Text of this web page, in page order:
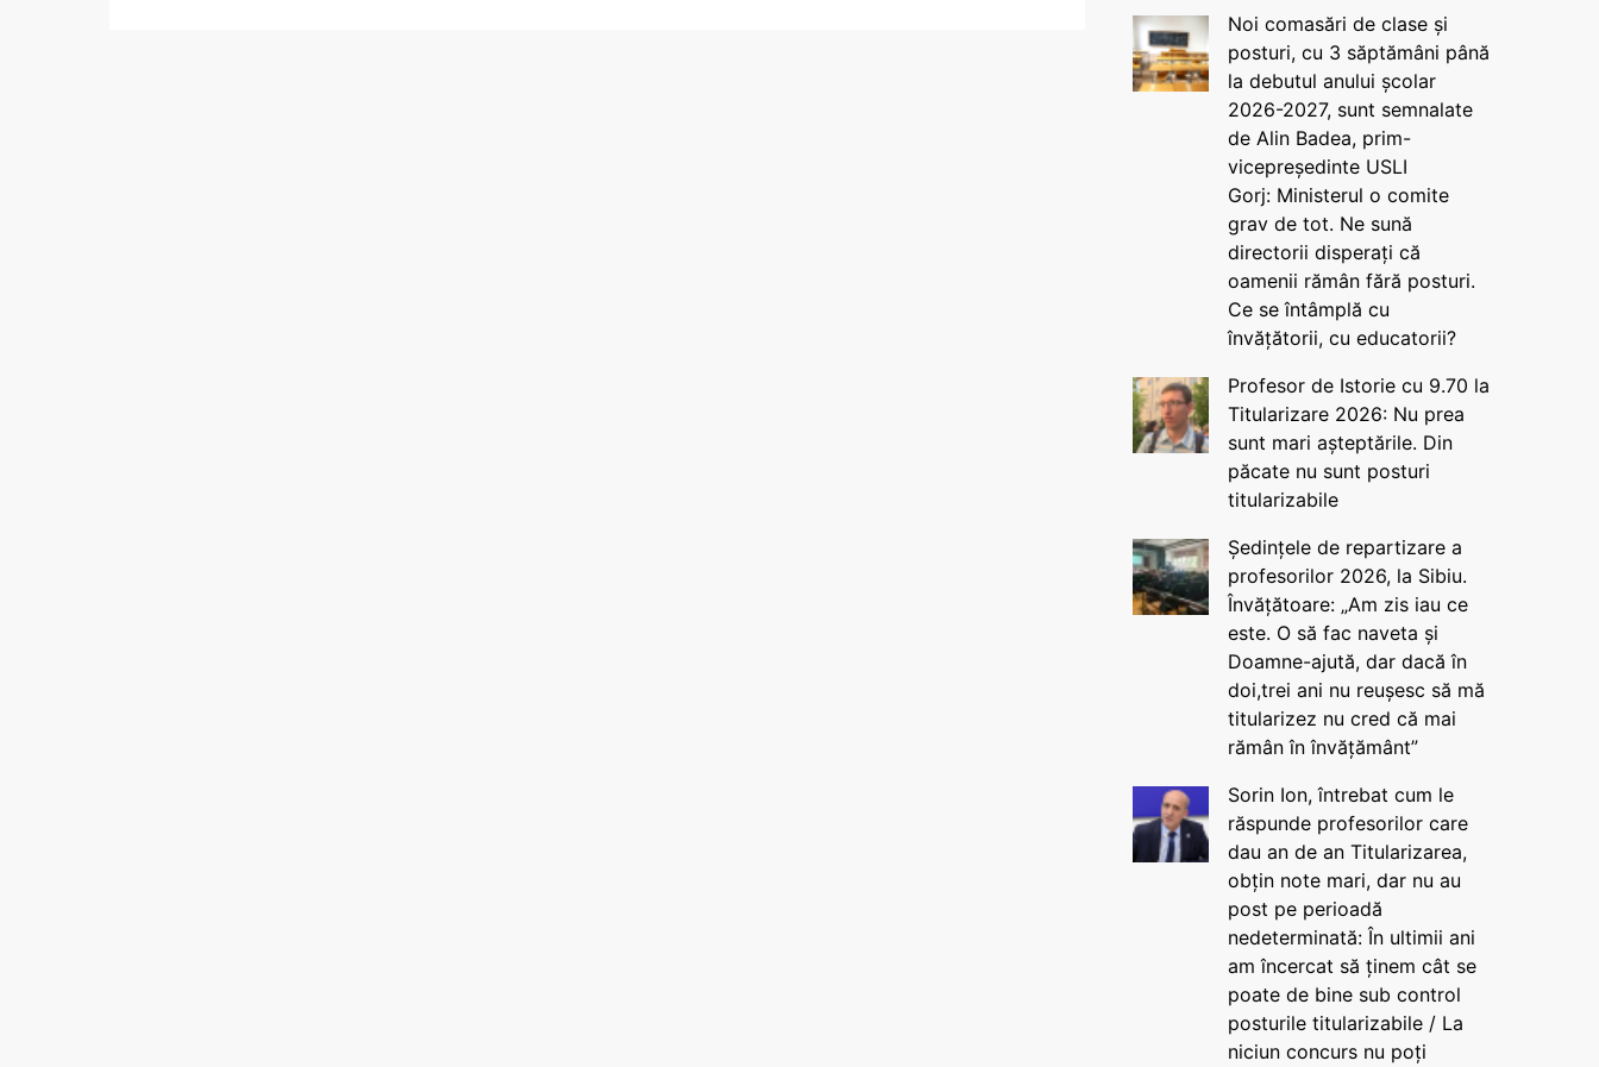
Noi comasări de clase și
posturi, cu 3 săptămâni până
la debutul anului școlar
2026-2027, sunt semnalate
de Alin Badea, prim-
vicepreședinte USLI
Gorj: Ministerul o comite
grav de tot. Ne sună
directorii disperați că
oamenii rămân fără posturi.
Ce se întâmplă cu
învățătorii, cu educatorii?
Profesor de Istorie cu 9.70 la
Titularizare 2026: Nu prea
sunt mari așteptările. Din
păcate nu sunt posturi
titularizabile
Ședințele de repartizare a
profesorilor 2026, la Sibiu.
Învățătoare: „Am zis iau ce
este. O să fac naveta și
Doamne-ajută, dar dacă în
doi,trei ani nu reușesc să mă
titularizez nu cred că mai
rămân în învățământ”
Sorin Ion, întrebat cum le
răspunde profesorilor care
dau an de an Titularizarea,
obțin note mari, dar nu au
post pe perioadă
nedeterminată: În ultimii ani
am încercat să ținem cât se
poate de bine sub control
posturile titularizabile / La
niciun concurs nu poți